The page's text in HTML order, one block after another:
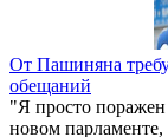
От Пашиняна
обещаний
"Я просто поражен
новом